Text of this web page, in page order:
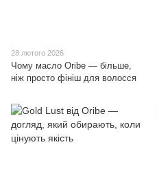
28 лютого 2026
Чому масло Oribe — більше,
ніж просто фініш для волосся